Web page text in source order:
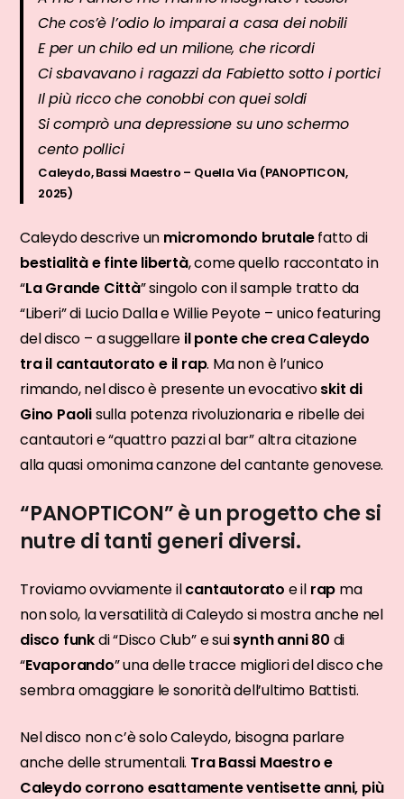
Chе cos’è l’odio lo imparai a casa dei nobili
E per un chilo ed un milionе, che ricordi
Ci sbavavano i ragazzi da Fabietto sotto i portici
Il più ricco che conobbi con quei soldi
Si comprò una depressione su uno schermo
cento pollici
Caleydo, Bassi Maestro – Quella Via (PANOPTICON,
2025)
Caleydo descrive un micromondo brutalefatto di
bestialità e finte libertà, come quello raccontato in
“La Grande Città” singolo con il sample tratto da
“Liberi” di Lucio Dalla e Willie Peyote – unico featuring
del disco – a suggellare il ponte che crea Caleydo
tra il cantautorato e il rap. Ma non è l’unico
rimando, nel disco è presente un evocativoskit di
Gino Paolisulla potenza rivoluzionaria e ribelle dei
cantautori e “quattro pazzi al bar” altra citazione
alla quasi omonima canzone del cantante genovese.
“PANOPTICON” è un progetto che si
nutre di tanti generi diversi.
Troviamo ovviamente ilcantautorato e il rap ma
non solo, la versatilità di Caleydo si mostra anche nel
disco funkdi “Disco Club” e suisynth anni 80 di
“Evaporando” una delle tracce migliori del disco che
sembra omaggiare le sonorità dell’ultimo Battisti.
Nel disco non c’è solo Caleydo, bisogna parlare
anche delle strumentali. Tra Bassi Maestro e
Caleydo corrono esattamente ventisette anni, più